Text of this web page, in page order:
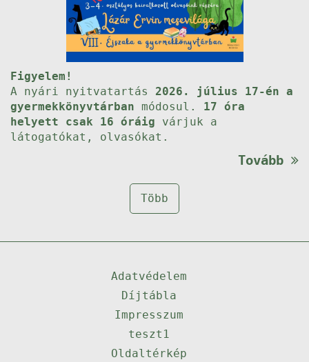
Figyelem!
A nyári nyitvatartás 2026. július 17-én a
gyermekkönyvtárban módosul. 17 óra
helyett csak 16 óráig várjuk a
látogatókat, olvasókat.
Tovább
Több
Adatvédelem
Díjtábla
Impresszum
teszt1
Oldaltérkép